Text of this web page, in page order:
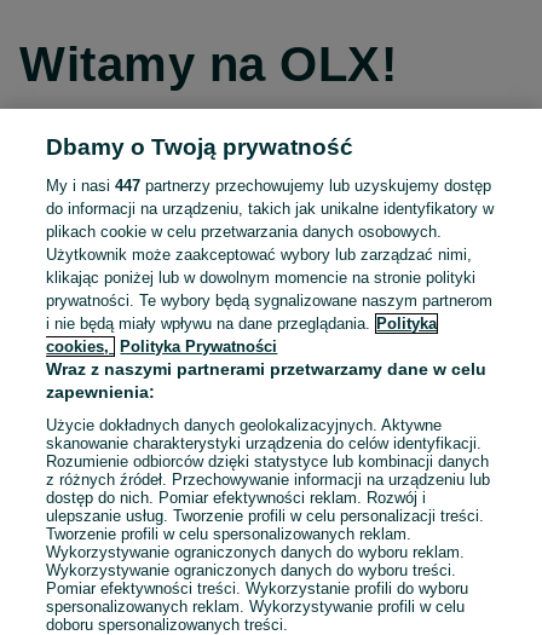
Witamy na OLX!
Kontynuuj przez Facebooka
Kontynuuj przez konto Apple
Kontynuuj przez konto Google
LUB
E-mail
Hasło
Dbamy o Twoją prywatność
My i nasi447 partnerzy przechowujemy lub uzyskujemy dostęp
do informacji na urządzeniu, takich jak unikalne identyfikatory w
plikach cookie w celu przetwarzania danych osobowych.
Użytkownik może zaakceptować wybory lub zarządzać nimi,
klikając poniżej lub w dowolnym momencie na stronie polityki
prywatności. Te wybory będą sygnalizowane naszym partnerom
i nie będą miały wpływu na dane przeglądania.
Polityka
cookies,
Polityka Prywatności
Wraz z naszymi partnerami przetwarzamy dane w celu
zapewnienia:
Użycie dokładnych danych geolokalizacyjnych. Aktywne
skanowanie charakterystyki urządzenia do celów identyfikacji.
Rozumienie odbiorców dzięki statystyce lub kombinacji danych
z różnych źródeł. Przechowywanie informacji na urządzeniu lub
dostęp do nich. Pomiar efektywności reklam. Rozwój i
ulepszanie usług. Tworzenie profili w celu personalizacji treści.
Tworzenie profili w celu spersonalizowanych reklam.
Wykorzystywanie ograniczonych danych do wyboru reklam.
Wykorzystywanie ograniczonych danych do wyboru treści.
Pomiar efektywności treści. Wykorzystanie profili do wyboru
spersonalizowanych reklam. Wykorzystywanie profili w celu
doboru spersonalizowanych treści.